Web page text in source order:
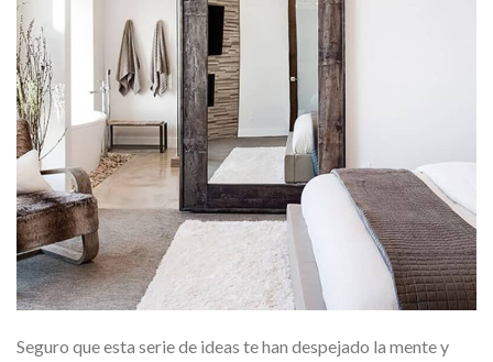
Seguro que esta serie de ideas te han despejado la mente y